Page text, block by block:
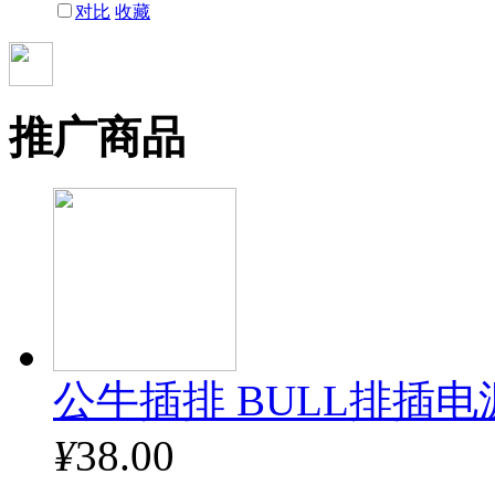
对比 收藏
推广商品
公牛插排 BULL排插电
¥38.00